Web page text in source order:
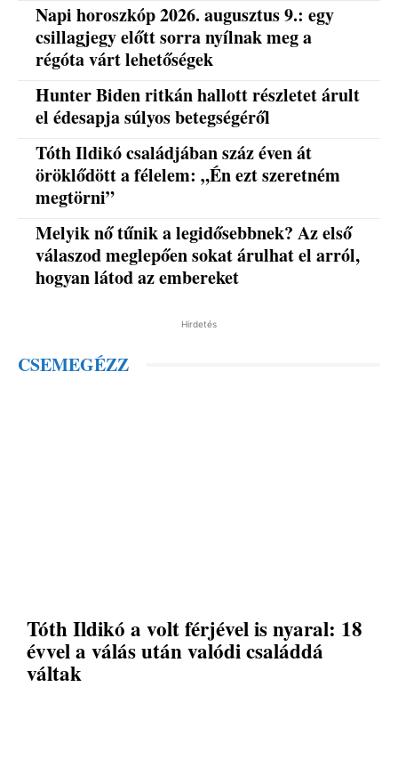
Napi horoszkóp 2026. augusztus 9.: egy
csillagjegy előtt sorra nyílnak meg a
régóta várt lehetőségek
Hunter Biden ritkán hallott részletet árult
el édesapja súlyos betegségéről
Tóth Ildikó családjában száz éven át
öröklődött a félelem: „Én ezt szeretném
megtörni”
Melyik nő tűnik a legidősebbnek? Az első
válaszod meglepően sokat árulhat el arról,
hogyan látod az embereket
Hirdetés
CSEMEGÉZZ
Tóth Ildikó a volt férjével is nyaral: 18
évvel a válás után valódi családdá
váltak